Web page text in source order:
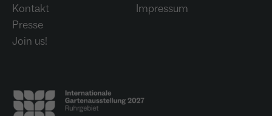
Kontakt
Presse
Join us!
Impressum